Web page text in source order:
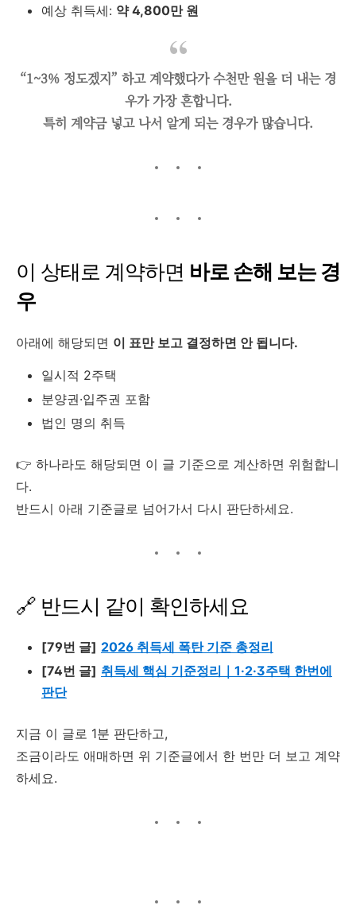
예상 취득세: 약 4,800만 원
“1~3% 정도겠지” 하고 계약했다가 수천만 원을 더 내는 경
우가 가장 흔합니다.
특히 계약금 넣고 나서 알게 되는 경우가 많습니다.
이 상태로 계약하면 바로 손해 보는 경
우
아래에 해당되면 이 표만 보고 결정하면 안 됩니다.
일시적 2주택
분양권·입주권 포함
법인 명의 취득
👉 하나라도 해당되면 이 글 기준으로 계산하면 위험합니
다.
반드시 아래 기준글로 넘어가서 다시 판단하세요.
🔗 반드시 같이 확인하세요
[79번 글] 2026 취득세 폭탄 기준 총정리
[74번 글] 취득세 핵심 기준정리｜1·2·3주택 한번에
판단
지금 이 글로 1분 판단하고,
조금이라도 애매하면 위 기준글에서 한 번만 더 보고 계약
하세요.